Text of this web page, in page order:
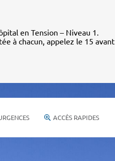
en Tension – Niveau 1.
à chacun, appelez le 15 avant
ACCÈS RAPIDES